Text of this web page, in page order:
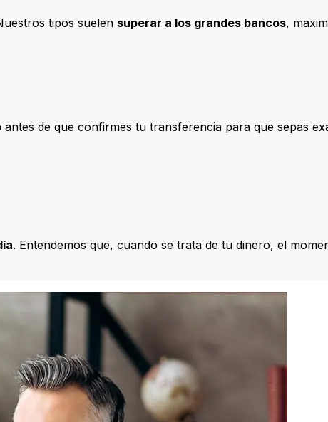
tipos suelen superar a los grandes bancos,
antes de que confirmes tu transferencia para que sepas
. Entendemos que, cuando se trata de tu dinero, el